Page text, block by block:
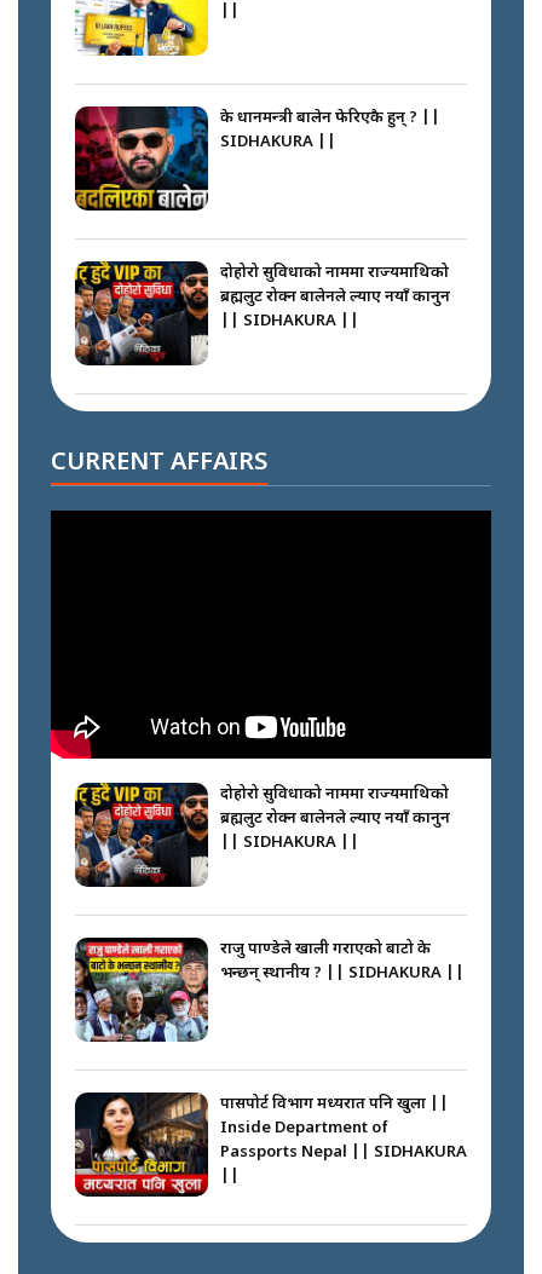
के प्रधानमन्त्री बालेन फेरिएकै हुन् ? ||
SIDHAKURA ||
दोहोरो सुविधाको नाममा राज्यमाथिको
ब्रह्मलुट रोक्न बालेनले ल्याए नयाँ कानुन
|| SIDHAKURA ||
आरोहीहरू | Record-breaking
climbers who set foot with
नभाँडिएको सद्भाव : कप्तानगञ्जबाट
सल्किएको आगो निभाउनेहरू ||
SIDHAKURA || THE REPORTER
||
बदलेका ‘निम्स दाई’ || SIDHAKURA
||
आगो निभाउने कि तेल थप्ने ? WHATS
HAPPENING IN MADHESH ? ||
भयो ? के के भयो ? || SUNSARI
CURRENT AFFAIRS
दोहोरो सुविधाको नाममा राज्यमाथिको
ब्रह्मलुट रोक्न बालेनले ल्याए नयाँ कानुन
|| SIDHAKURA ||
राजु पाण्डेले खाली गराएको बाटो के
भन्छन् स्थानीय ? || SIDHAKURA ||
पासपोर्ट विभाग मध्यरात पनि खुला ||
Inside Department of
Passports Nepal || SIDHAKURA